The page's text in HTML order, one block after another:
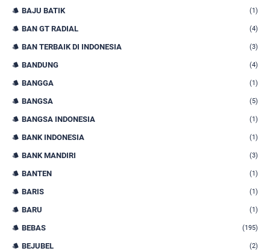
BAJU BATIK (1)
BAN GT RADIAL (4)
BAN TERBAIK DI INDONESIA (3)
BANDUNG (4)
BANGGA (1)
BANGSA (5)
BANGSA INDONESIA (1)
BANK INDONESIA (1)
BANK MANDIRI (3)
BANTEN (1)
BARIS (1)
BARU (1)
BEBAS (195)
BEJUBEL (2)